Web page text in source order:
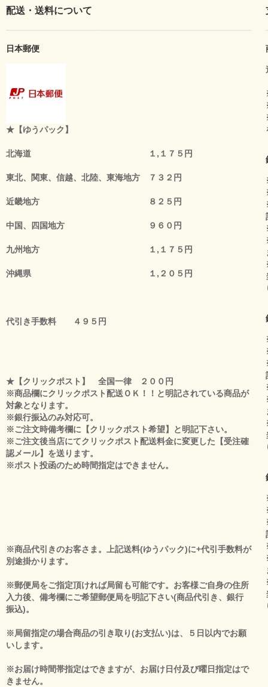
配送・送料について
日本郵便
★【ゆうパック】
北海道 １,１７５円
東北、関東、信越、北陸、東海地方 ７３２円
近畿地方 ８２５円
中国、四国地方 ９６０円
九州地方 １,１７５円
沖縄県 １,２０５円
代引き手数料 ４９５円
★【クリックポスト】 全国一律 ２００円
※商品欄にクリックポスト配送ＯＫ！！と明記されている商品が
対象となります。
※銀行振込のみ対応可。
※ご注文時備考欄に【クリックポスト希望】と明記下さい。
※ご注文後当店にてクリックポスト配送料金に変更した【受注確
認メール】を送ります。
※ポスト投函のため時間指定はできません。
※商品代引きのお客さま。上記送料(ゆうパック)に+代引手数料が
別途掛かります。
※郵便局をご指定頂ければ局留も可能です。お客様ご自身の住所
入力後、備考欄にご希望郵便局を明記下さい(商品代引き、銀行
振込)。
※局留指定の場合商品の引き取り(お支払い)は、５日以内でお願
いします。
※お届け時間帯指定はできますが、お届け日付及び曜日指定はで
きません。